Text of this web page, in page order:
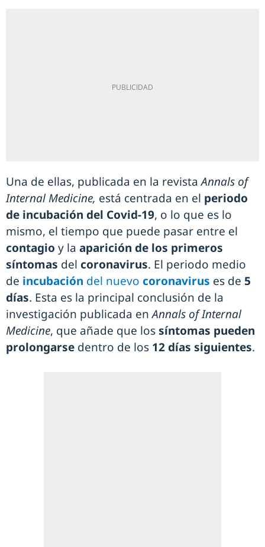
Una de ellas, publicada en la revistaAnnals of
Internal Medicine, está centrada en el periodo
de incubación del Covid-19, o lo que es lo
mismo, el tiempo que puede pasar entre el
contagio y la aparición de los primeros
síntomas del coronavirus. El periodo medio
de incubación del nuevo coronavirus es de 5
días. Esta es la principal conclusión de la
investigación publicada enAnnals of Internal
Medicine, que añade que lossíntomas pueden
prolongarse dentro de los 12 días siguientes.